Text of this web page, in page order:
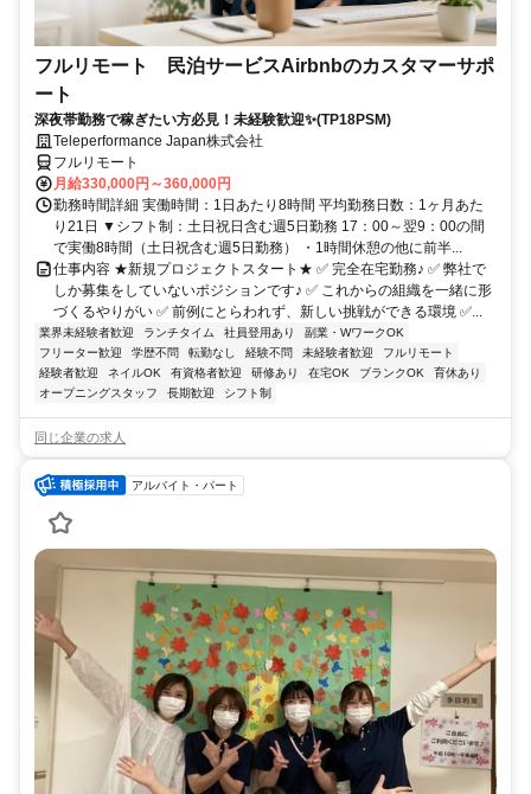
フルリモート 民泊サービスAirbnbのカスタマーサポ
ート
深夜帯勤務で稼ぎたい方必見！未経験歓迎✨(TP18PSM)
Teleperformance Japan株式会社
フルリモート
月給330,000円～360,000円
勤務時間詳細 実働時間：1日あたり8時間 平均勤務日数：1ヶ月あた
り21日 ▼シフト制：土日祝日含む週5日勤務 17：00～翌9：00の間
で実働8時間（土日祝含む週5日勤務） ・1時間休憩の他に前半...
仕事内容 ★新規プロジェクトスタート★ ✅ 完全在宅勤務♪ ✅ 弊社で
しか募集をしていないポジションです♪ ✅ これからの組織を一緒に形
づくるやりがい ✅ 前例にとらわれず、新しい挑戦ができる環境 ✅...
業界未経験者歓迎 ランチタイム 社員登用あり
副業・WワークOK
フリーター歓迎
学歴不問 転勤なし 経験不問 未経験者歓迎
フルリモート
経験者歓迎
ネイルOK 有資格者歓迎 研修あり 在宅OK ブランクOK
育休あり
オープニングスタッフ
長期歓迎 シフト制
同じ企業の求人
アルバイト・パート